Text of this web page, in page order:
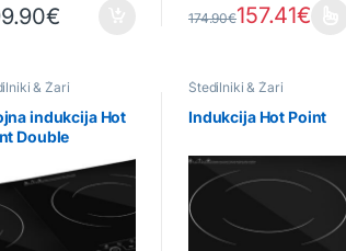
€ 174.90€157.41€
Ta izdelek ima več
& Žari
indukcija Hot
Double
Štedilniki & Žari
Indukcija Hot Point